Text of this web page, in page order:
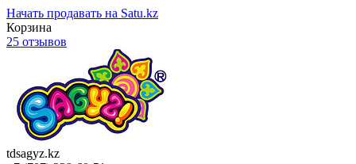
Начать продавать на Satu.kz
Корзина
25 отзывов
tdsagyz.kz